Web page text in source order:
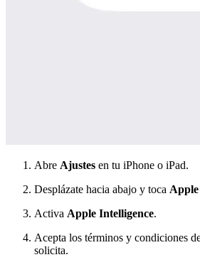
Abre Ajustes en tu iPhone o iPad.
Desplázate hacia abajo y toca
Activa Apple Intelligence.
Acepta los términos y condiciones
solicita.